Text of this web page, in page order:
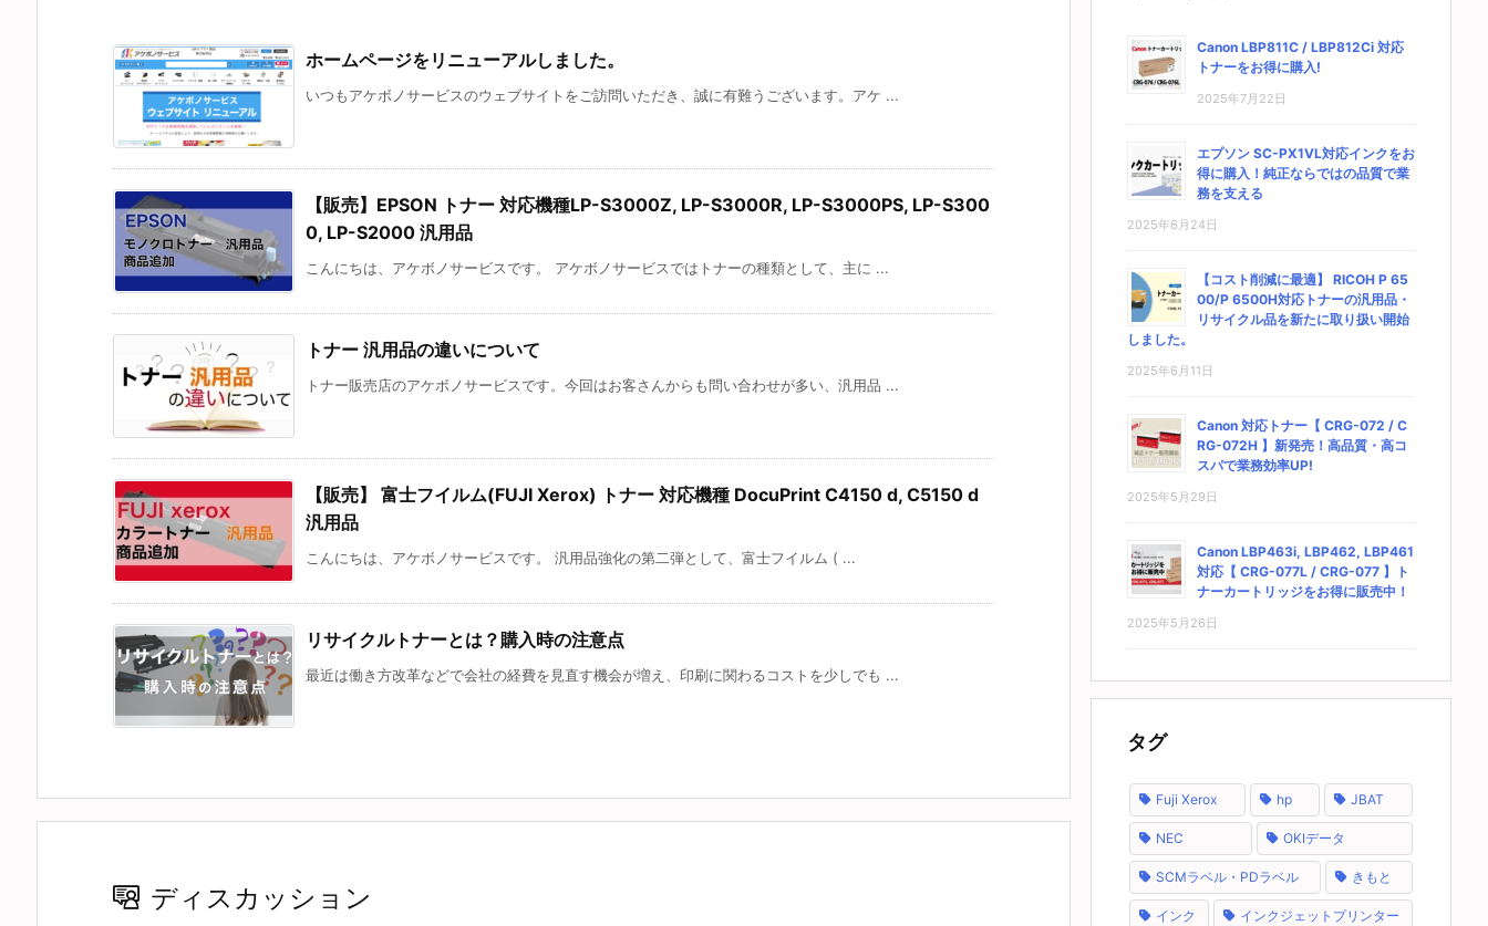
ホームページをリニューアルしました。
いつもアケボノサービスのウェブサイトをご訪問いただき、誠に有難うございます。アケ ...
【販売】EPSON トナー 対応機種LP-S3000Z, LP-S3000R, LP-S3000PS, LP-S300
0, LP-S2000 汎用品
こんにちは、アケボノサービスです。 アケボノサービスではトナーの種類として、主に ...
トナー 汎用品の違いについて
トナー販売店のアケボノサービスです。今回はお客さんからも問い合わせが多い、汎用品 ...
【販売】 富士フイルム(FUJI Xerox) トナー 対応機種 DocuPrint C4150 d, C5150 d
汎用品
こんにちは、アケボノサービスです。 汎用品強化の第二弾として、富士フイルム ( ...
リサイクルトナーとは？購入時の注意点
最近は働き方改革などで会社の経費を見直す機会が増え、印刷に関わるコストを少しでも ...
ディスカッション
Canon LBP811C / LBP812Ci 対応
トナーをお得に購入!
2025年7月22日
エプソン SC-PX1VL対応インクをお
得に購入！純正ならではの品質で業
務を支える
2025年6月24日
【コスト削減に最適】 RICOH P 65
00/P 6500H対応トナーの汎用品・
リサイクル品を新たに取り扱い開始
しました。
2025年6月11日
Canon 対応トナー【 CRG-072 / C
RG-072H 】新発売！高品質・高コ
スパで業務効率UP!
2025年5月29日
Canon LBP463i, LBP462, LBP461
対応【 CRG-077L / CRG-077 】ト
ナーカートリッジをお得に販売中！
2025年5月26日
タグ
Fuji Xerox hp JBAT
NEC OKIデータ
SCMラベル・PDラベル きもと
インク インクジェットプリンター